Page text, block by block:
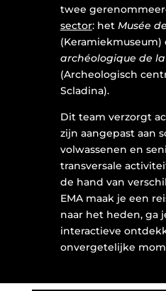
twee
sector: het Musée
(Keramiekmuseum)
archéologique de
(Archeologisch
Scladina).
Dit team verzorgt
zijn aangepast aan
volwassenen en
transversale
de hand van
EMA maak je een
naar het heden, ga
interactieve
onvergetelijke